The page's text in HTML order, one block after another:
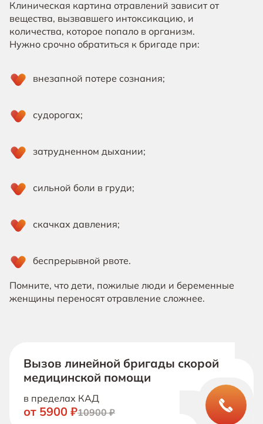
Клиническая картина отравлений зависит от
вещества, вызвавшего интоксикацию, и
количества, которое попало в организм.
Нужно срочно обратиться к бригаде при:
внезапной потере сознания;
судорогах;
затрудненном дыхании;
сильной боли в груди;
скачках давления;
беспрерывной рвоте.
Помните, что дети, пожилые люди и беременные
женщины переносят отравление сложнее.
Вызов линейной бригады скорой
медицинской помощи
в пределах КАД
от 5900 ₽10900 ₽